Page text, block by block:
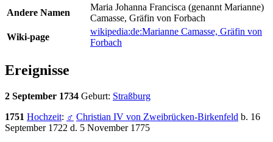
Andere Namen
Maria Johanna Francisca (genannt Marianne)
Camasse, Gräfin von Forbach
Wiki-page
wikipedia:de:Marianne Camasse, Gräfin von
Forbach
Ereignisse
2 September 1734 Geburt: Straßburg
1751 Hochzeit: ♂ Christian IV von Zweibrücken-Birkenfeld b. 16
September 1722 d. 5 November 1775